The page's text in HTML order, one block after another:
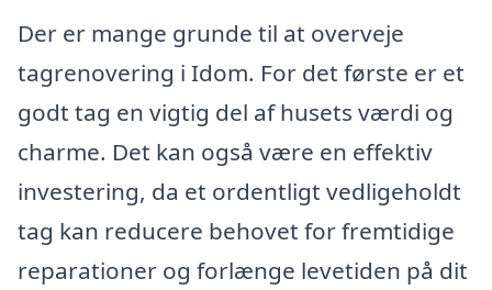
Der er mange grunde til at overveje
tagrenovering i Idom. For det første er et
godt tag en vigtig del af husets værdi og
charme. Det kan også være en effektiv
investering, da et ordentligt vedligeholdt
tag kan reducere behovet for fremtidige
reparationer og forlænge levetiden på dit